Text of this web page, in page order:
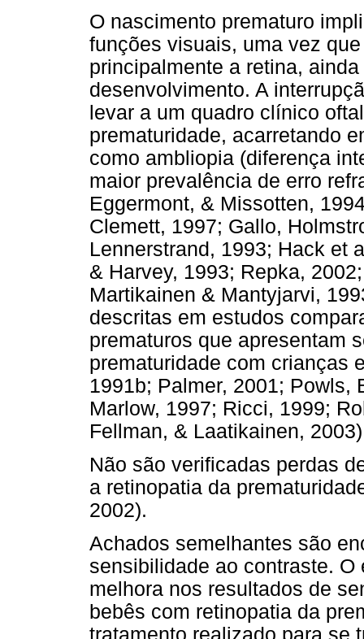
O nascimento prematuro
funções visuais, uma vez
principalmente a retina,
desenvolvimento. A
levar a um quadro clínico
prematuridade, acarretando
como ambliopia (diferença
maior prevalência de erro
Eggermont, & Missotten,
Clemett, 1997; Gallo,
Lennerstrand, 1993; Hack et
& Harvey, 1993; Repka,
Martikainen & Mantyjarvi,
descritas em estudos
prematuros que apresentam
prematuridade com crianças
1991b; Palmer, 2001; Powls,
Marlow, 1997; Ricci, 1999;
Fellman, & Laatikainen,
Não são verificadas perdas
a retinopatia da
2002).
Achados semelhantes são
sensibilidade ao contraste.
melhora nos resultados de
bebês com retinopatia da